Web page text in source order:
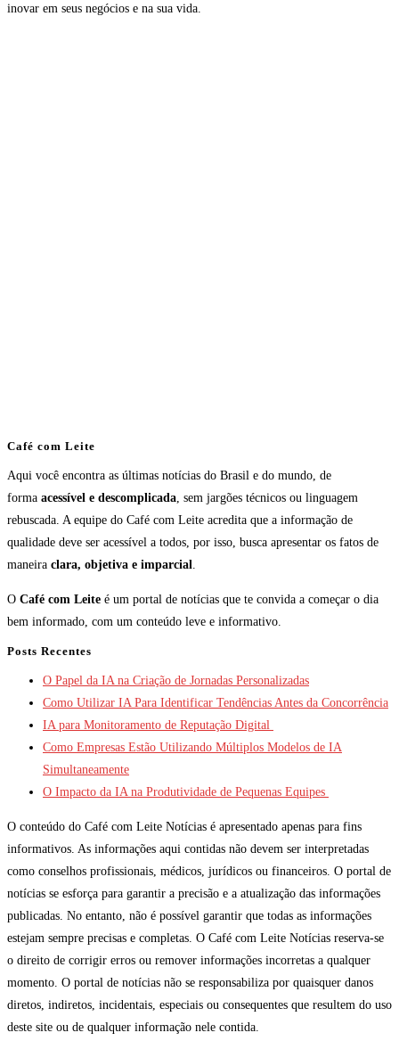
inovar em seus negócios e na sua vida.
Café com Leite
Aqui você encontra as últimas notícias do Brasil e do mundo, de
forma acessível e descomplicada, sem jargões técnicos ou linguagem
rebuscada. A equipe do Café com Leite acredita que a informação de
qualidade deve ser acessível a todos, por isso, busca apresentar os fatos de
maneira clara, objetiva e imparcial.
O Café com Leite é um portal de notícias que te convida a começar o dia
bem informado, com um conteúdo leve e informativo.
Posts Recentes
O Papel da IA na Criação de Jornadas Personalizadas
Como Utilizar IA Para Identificar Tendências Antes da Concorrência
IA para Monitoramento de Reputação Digital
Como Empresas Estão Utilizando Múltiplos Modelos de IA
Simultaneamente
O Impacto da IA na Produtividade de Pequenas Equipes
O conteúdo do Café com Leite Notícias é apresentado apenas para fins
informativos. As informações aqui contidas não devem ser interpretadas
como conselhos profissionais, médicos, jurídicos ou financeiros. O portal de
notícias se esforça para garantir a precisão e a atualização das informações
publicadas. No entanto, não é possível garantir que todas as informações
estejam sempre precisas e completas. O Café com Leite Notícias reserva-se
o direito de corrigir erros ou remover informações incorretas a qualquer
momento. O portal de notícias não se responsabiliza por quaisquer danos
diretos, indiretos, incidentais, especiais ou consequentes que resultem do uso
deste site ou de qualquer informação nele contida.